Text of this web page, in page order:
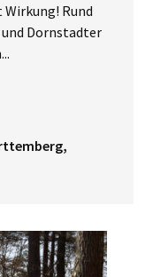
Rund
Dornstadter